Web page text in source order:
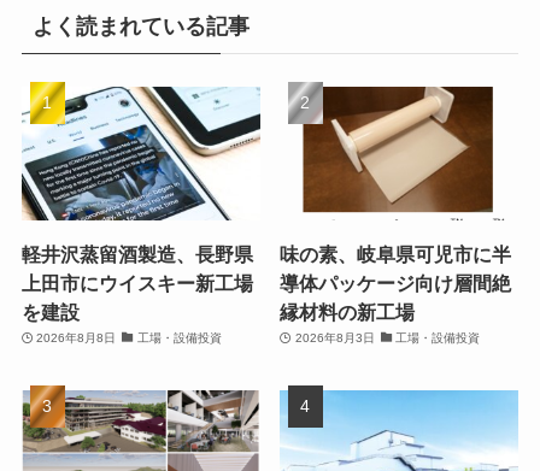
よく読まれている記事
軽井沢蒸留酒製造、長野県
上田市にウイスキー新工場
を建設
2026年8月8日 工場・設備投資
味の素、岐阜県可児市に半
導体パッケージ向け層間絶
縁材料の新工場
2026年8月3日 工場・設備投資